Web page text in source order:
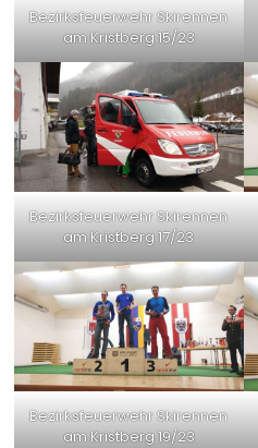
Bezirksfeuerwehr Skirennen
am Kristberg 15/23
Bezirksfeuerwehr Skirennen
am Kristberg 17/23
Bezirksfeuerwehr Skirennen
am Kristberg 19/23